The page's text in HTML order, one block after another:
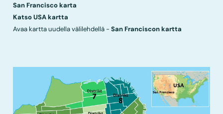
San Francisco karta
Katso USA kartta
Avaa kartta uudella välilehdellä -San Franciscon kartta